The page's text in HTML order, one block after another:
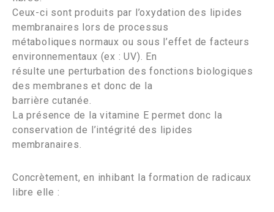
Ceux-ci sont produits par l’oxydation des lipides
membranaires lors de processus
métaboliques normaux ou sous l’effet de facteurs
environnementaux (ex : UV). En
résulte une perturbation des fonctions biologiques
des membranes et donc de la
barrière cutanée.
La présence de la vitamine E permet donc la
conservation de l’intégrité des lipides
membranaires.
Concrètement, en inhibant la formation de radicaux
libre elle :